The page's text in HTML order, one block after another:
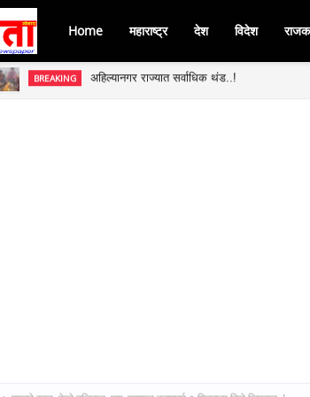
Home महाराष्ट्र देश विदेश
BREAKING
BREAKING जिल्हा बँकेच्या चेअरमनपदी माजी आ. चंद्रशेखर घुले